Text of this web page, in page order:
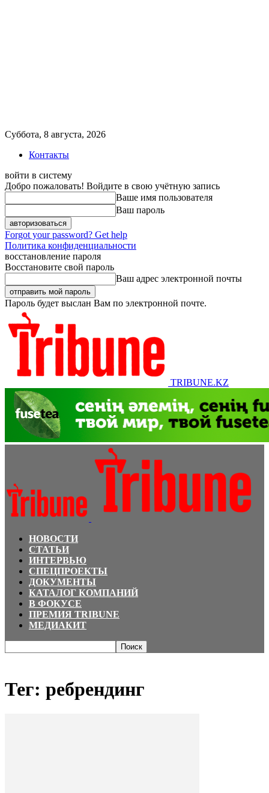
Суббота, 8 августа, 2026
Контакты
войти в систему
Добро пожаловать! Войдите в свою учётную запись
Ваше имя пользователя
Ваш пароль
Forgot your password? Get help
Политика конфиденциальности
восстановление пароля
Восстановите свой пароль
Ваш адрес электронной почты
Пароль будет выслан Вам по электронной почте.
TRIBUNE.KZ
НОВОСТИ
СТАТЬИ
ИНТЕРВЬЮ
СПЕЦПРОЕКТЫ
ДОКУМЕНТЫ
КАТАЛОГ КОМПАНИЙ
В ФОКУСЕ
ПРЕМИЯ TRIBUNE
МЕДИАКИТ
Тег: ребрендинг